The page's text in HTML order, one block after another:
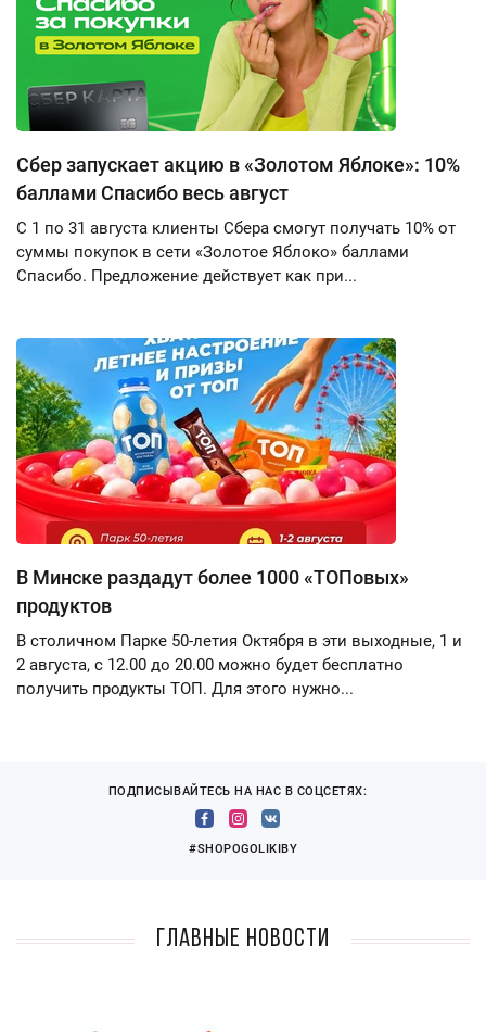
Сбер запускает акцию в «Золотом Яблоке»: 10%
баллами Спасибо весь август
С 1 по 31 августа клиенты Сбера смогут получать 10% от
суммы покупок в сети «Золотое Яблоко» баллами
Спасибо. Предложение действует как при...
В Минске раздадут более 1000 «ТОПовых»
продуктов
В столичном Парке 50-летия Октября в эти выходные, 1 и
2 августа, с 12.00 до 20.00 можно будет бесплатно
получить продукты ТОП. Для этого нужно...
ПОДПИСЫВАЙТЕСЬ НА НАС В СОЦСЕТЯХ:
#SHOPOGOLIKIBY
Главные новости